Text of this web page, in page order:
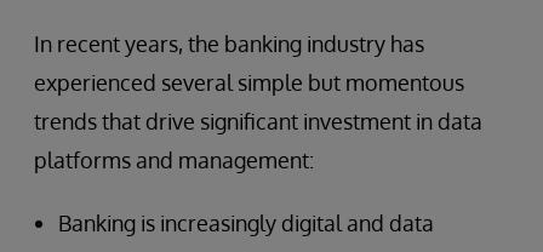
In recent years, the banking industry has
experienced several simple but momentous
trends that drive significant investment in data
platforms and management:
Banking is increasingly digital and data